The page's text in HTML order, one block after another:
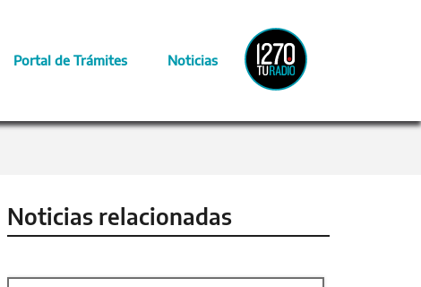
Portal de Trámites Noticias
Radio
Provincia
Noticias relacionadas